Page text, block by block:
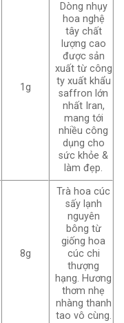
1g
Dòng nhụy
hoa nghệ
tây chất
lượng cao
được sản
xuất từ công
ty xuất khẩu
saffron lớn
nhất Iran,
mang tới
nhiều công
dụng cho
sức khỏe &
làm đẹp.
8g
Trà hoa cúc
sấy lạnh
nguyên
bông từ
giống hoa
cúc chi
thượng
hạng. Hương
thơm nhẹ
nhàng thanh
tao vô cùng.